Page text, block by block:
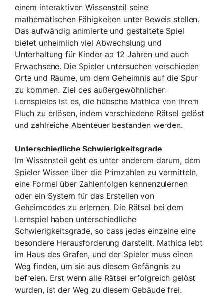
einem interaktiven Wissensteil seine
mathematischen Fähigkeiten unter Beweis stellen.
Das aufwändig animierte und gestaltete Spiel
bietet unheimlich viel Abwechslung und
Unterhaltung für Kinder ab 12 Jahren und auch
Erwachsene. Die Spieler untersuchen verschieden
Orte und Räume, um dem Geheimnis auf die Spur
zu kommen. Ziel des außergewöhnlichen
Lernspieles ist es, die hübsche Mathica von ihrem
Fluch zu erlösen, indem verschiedene Rätsel gelöst
und zahlreiche Abenteuer bestanden werden.
Unterschiedliche Schwierigkeitsgrade
Im Wissensteil geht es unter anderem darum, dem
Spieler Wissen über die Primzahlen zu vermitteln,
eine Formel über Zahlenfolgen kennenzulernen
oder ein System für das Erstellen von
Geheimcodes zu erlernen. Die Rätsel bei dem
Lernspiel haben unterschiedliche
Schwierigkeitsgrade, so dass jedes einzelne eine
besondere Herausforderung darstellt. Mathica lebt
im Haus des Grafen, und der Spieler muss einen
Weg finden, um sie aus diesem Gefängnis zu
befreien. Erst wenn alle Rätsel erfolgreich gelöst
wurden, ist der Weg zu diesem Gebäude frei.